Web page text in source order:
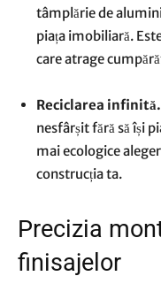
tâmplărie de
piața imobiliară.
care atrage
Reciclarea infinită.
nesfârșit fără să își
mai ecologice
construcția ta.
​Precizia
finisajelor